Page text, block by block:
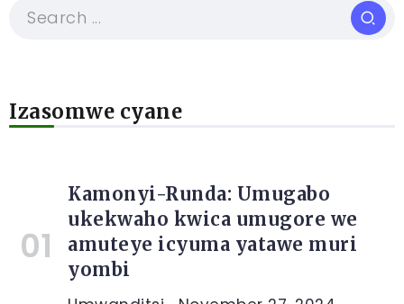
Izasomwe cyane
Kamonyi-Runda: Umugabo
ukekwaho kwica umugore we
amuteye icyuma yatawe muri
yombi